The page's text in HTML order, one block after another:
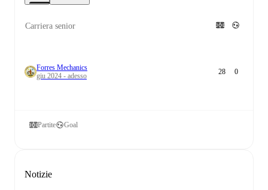
Carriera senior
Forres Mechanics
giu 2024 - adesso
28 0
Partite Goal
Notizie